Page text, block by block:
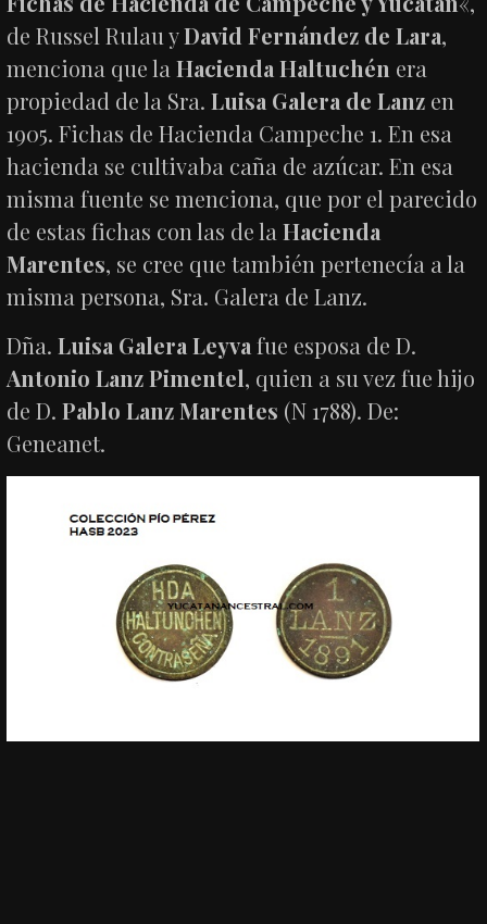
de Russel Rulau yDavid Fernández de Lara,
menciona que laHacienda Haltuchén era
propiedad de la Sra.Luisa Galera de Lanz en
1905. Fichas de Hacienda Campeche 1. En esa
hacienda se cultivaba caña de azúcar. En esa
misma fuente se menciona, que por el parecido
de estas fichas con las de laHacienda
Marentes, se cree que también pertenecía a la
misma persona, Sra. Galera de Lanz.
Dña.Luisa Galera Leyva fue esposa de D.
Antonio Lanz Pimentel, quien a su vez fue hijo
de D.Pablo Lanz Marentes (N 1788). De:
Geneanet.